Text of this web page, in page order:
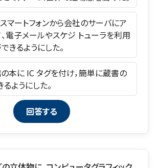
マートフォンから会社のサーバにア
電子メールやスケジ トューラを利用
きるようにした。
本に IC タグを付け，簡単に蔵書の
ようにした。